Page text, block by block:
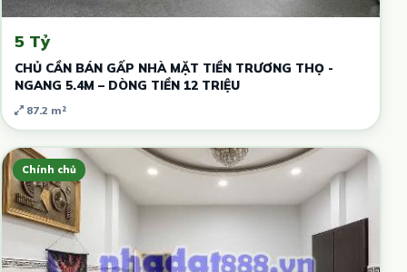
5 Tỷ
CHỦ CẦN BÁN GẤP NHÀ MẶT TIỀN TRƯƠNG THỌ -
NGANG 5.4M – DÒNG TIỀN 12 TRIỆU
87.2 m²
Chính chủ